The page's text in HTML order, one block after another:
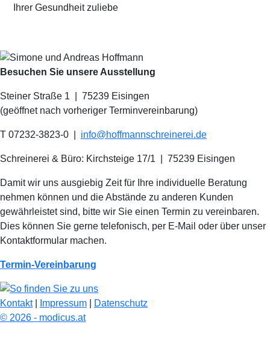
Ihrer Gesundheit zuliebe
Besuchen Sie unsere Ausstellung
Steiner Straße 1 | 75239 Eisingen
(geöffnet nach vorheriger Terminvereinbarung)
T 07232-3823-0 info@hoffmannschreinerei.de
Schreinerei & Büro: Kirchsteige 17/1 75239 Eisingen
Damit wir uns ausgiebig Zeit für Ihre individuelle Beratung
nehmen können und die Abstände zu anderen Kunden
gewährleistet sind, bitte wir Sie einen Termin zu vereinbaren.
Dies können Sie gerne telefonisch, per E-Mail oder über unser
Kontaktformular machen.
Termin-Vereinbarung
Kontakt| Impressum
Datenschutz
© 2026 - modicus.at